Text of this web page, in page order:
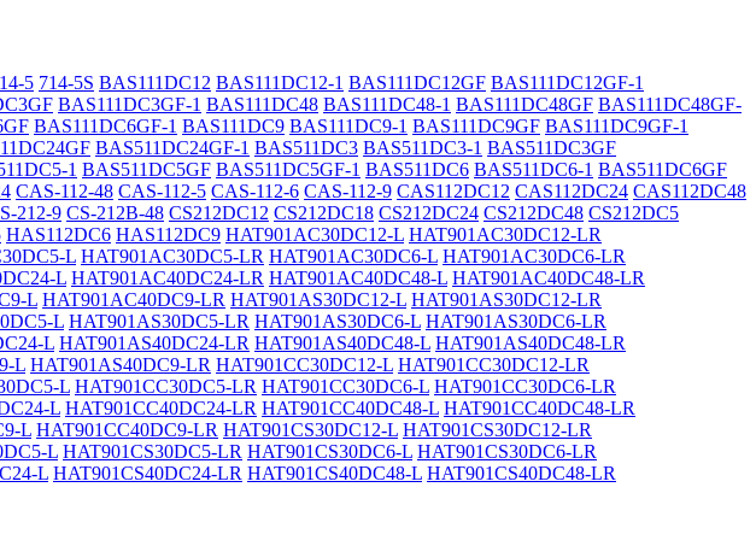
5 714-5S BAS111DC12 BAS111DC12-1 BAS111DC12GF BAS111DC12GF-1
BAS111DC3GF-1 BAS111DC48 BAS111DC48-1 BAS111DC48GF BAS111DC48GF-
BAS111DC6GF-1 BAS111DC9 BAS111DC9-1 BAS111DC9GF BAS111DC9GF-1
BAS511DC24GF-1 BAS511DC3 BAS511DC3-1 BAS511DC3GF
1 BAS511DC5GF BAS511DC5GF-1 BAS511DC6 BAS511DC6-1 BAS511DC6GF
CAS-112-48 CAS-112-5 CAS-112-6 CAS-112-9 CAS112DC12 CAS112DC24 CAS112DC48
212-9 CS-212B-48 CS212DC12 CS212DC18 CS212DC24 CS212DC48 CS212DC5
HAS112DC6 HAS112DC9 HAT901AC30DC12-L HAT901AC30DC12-LR
L HAT901AC30DC5-LR HAT901AC30DC6-L HAT901AC30DC6-LR
L HAT901AC40DC24-LR HAT901AC40DC48-L HAT901AC40DC48-LR
L HAT901AC40DC9-LR HAT901AS30DC12-L HAT901AS30DC12-LR
L HAT901AS30DC5-LR HAT901AS30DC6-L HAT901AS30DC6-LR
L HAT901AS40DC24-LR HAT901AS40DC48-L HAT901AS40DC48-LR
L HAT901AS40DC9-LR HAT901CC30DC12-L HAT901CC30DC12-LR
L HAT901CC30DC5-LR HAT901CC30DC6-L HAT901CC30DC6-LR
L HAT901CC40DC24-LR HAT901CC40DC48-L HAT901CC40DC48-LR
L HAT901CC40DC9-LR HAT901CS30DC12-L HAT901CS30DC12-LR
L HAT901CS30DC5-LR HAT901CS30DC6-L HAT901CS30DC6-LR
L HAT901CS40DC24-LR HAT901CS40DC48-L HAT901CS40DC48-LR